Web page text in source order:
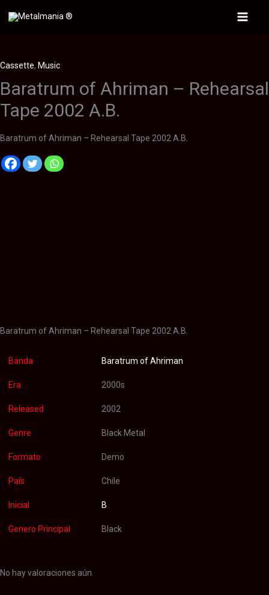
Main
Cassette, Music
Baratrum of Ahriman – Rehearsal
Tape 2002 A.B.
Baratrum of Ahriman – Rehearsal Tape 2002 A.B.
Baratrum of Ahriman – Rehearsal Tape 2002 A.B.
Banda Baratrum of Ahriman
Era 2000s
Released 2002
Genre Black Metal
Formato Demo
País Chile
Inicial B
Genero Principal Black
No hay valoraciones aún.